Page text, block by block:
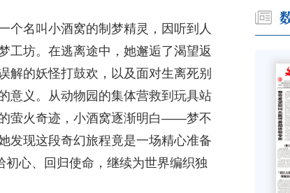
个名叫小酒窝的制梦精灵，因听到人
工坊。在逃离途中，她邂逅了渴望返
解的妖怪打鼓欢，以及面对生离死别
意义。从动物园的集体营救到玩具站
萤火奇迹，小酒窝逐渐明白——梦不
发现这段奇幻旅程竟是一场精心准备
初心、回归使命，继续为世界编织独